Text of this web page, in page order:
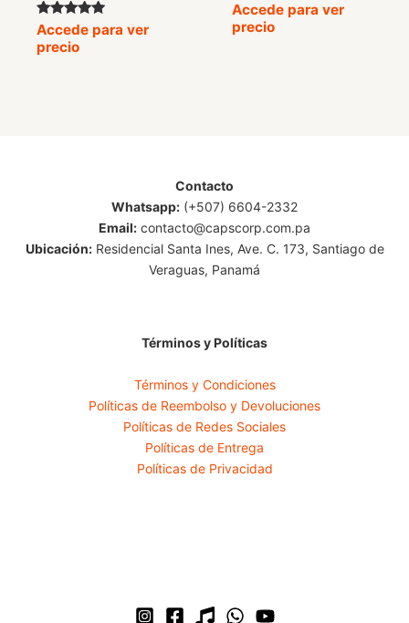
Valorado
con
5.00
Accede para ver
precio
Accede para ver
precio
Contacto
Whatsapp: (+507) 6604-2332
Email: contacto@capscorp.com.pa
Ubicación:Residencial Santa Ines, Ave. C. 173, Santiago de
Veraguas, Panamá
Términos y Políticas
Términos y Condiciones
Políticas de Reembolso y Devoluciones
Políticas de Redes Sociales
Políticas de Entrega
Políticas de Privacidad